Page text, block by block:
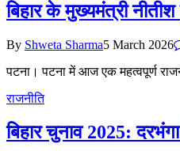
बिहार के मुख्यमंत्री
By Shweta Sharma5 March 2026
पटना। पटना में आज एक महत्वपूर्ण
राजनीति
बिहार चुनाव 2025: